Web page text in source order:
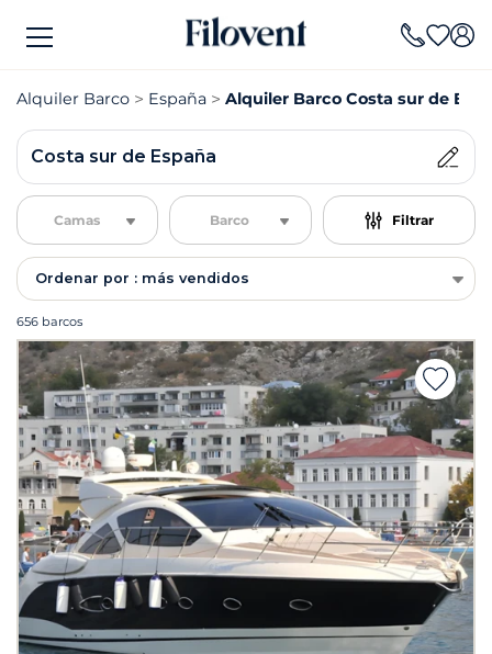
Alquiler Barco España Alquiler Barco Costa sur de
Costa sur de España
Camas Barco Filtrar
Ordenar por : más vendidos
656 barcos